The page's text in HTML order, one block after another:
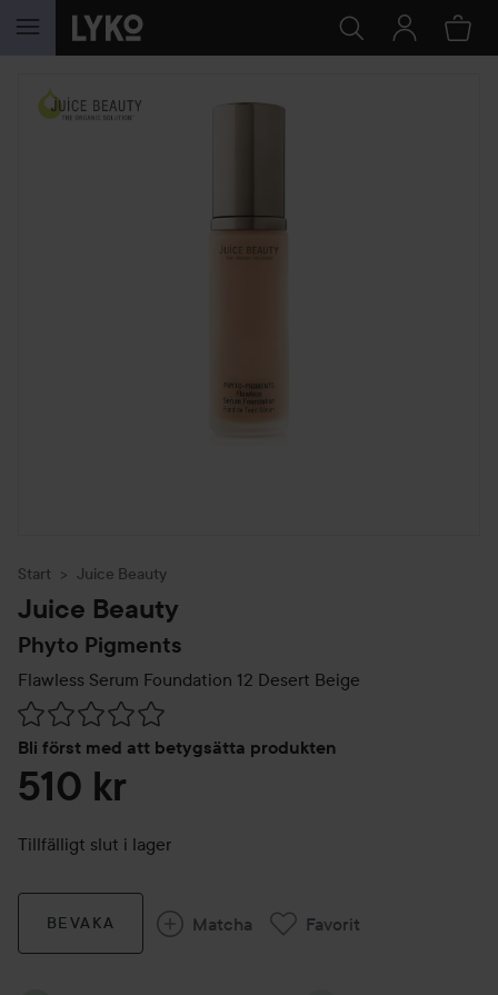
HOPPA TILL INNEHÅLLET
Start Juice Beauty
Juice Beauty
Phyto Pigments
Flawless Serum Foundation 12 Desert Beige
Bli först med att betygsätta produkten
Hoppa till Betyg & kommentarer
510 kr
Tillfälligt slut i lager
BEVAKA Matcha Favorit